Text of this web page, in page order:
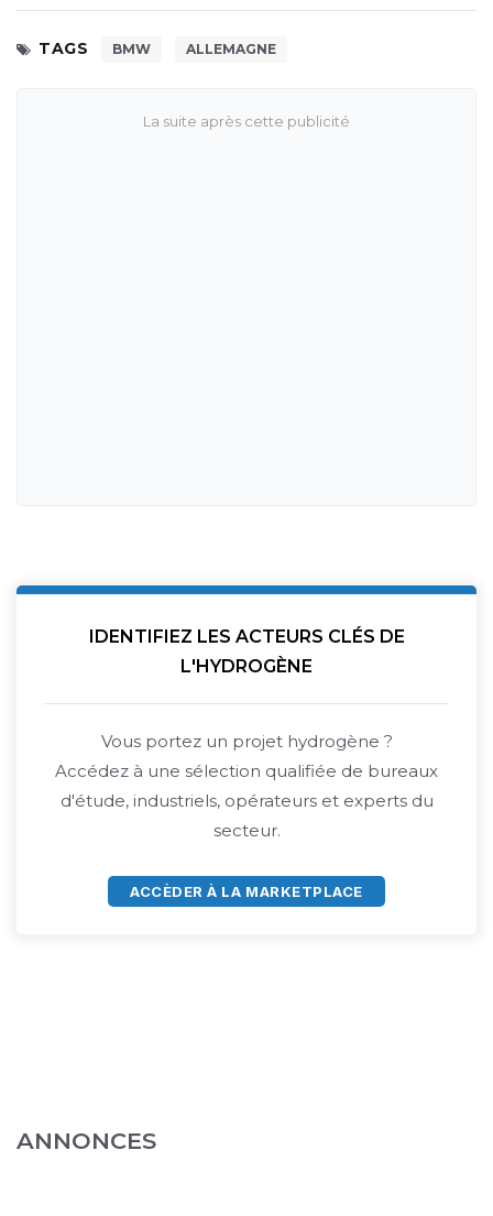
TAGS BMW ALLEMAGNE
IDENTIFIEZ LES ACTEURS CLÉS DE
L'HYDROGÈNE
Vous portez un projet hydrogène ?
Accédez à une sélection qualifiée de bureaux
d'étude, industriels, opérateurs et experts du
secteur.
ACCÈDER À LA MARKETPLACE
ANNONCES